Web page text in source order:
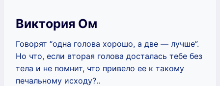
Виктория Ом
Говорят “одна голова хорошо, а две — лучше”.
Но что, если вторая голова досталась тебе без
тела и не помнит, что привело ее к такому
печальному исходу?..